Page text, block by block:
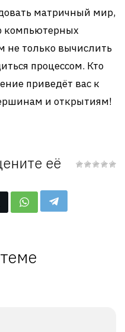
матричный мир,
компьютерных
не только вычислить
процессом. Кто
приведёт вас к
и открытиям!
её